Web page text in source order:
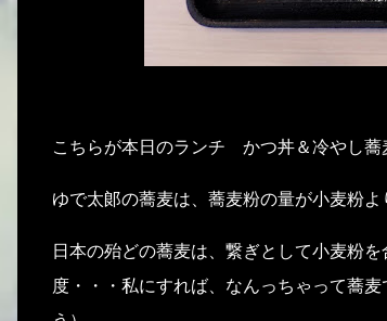
こちらが本日のランチ かつ丼＆冷やし蕎
ゆで太郞の蕎麦は、蕎麦粉の量が小麦粉
日本の殆どの蕎麦は、繋ぎとして小麦粉
度・・・私にすれば、なんっちゃって蕎